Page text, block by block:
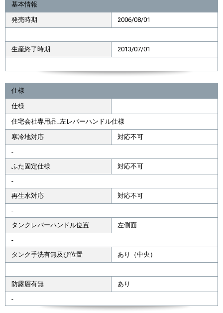
基本情報
発売時期 2006/08/01
生産終了時期 2013/07/01
仕様
仕様
住宅会社専用品_左レバーハンドル仕様
寒冷地対応
対応不可
-
ふた固定仕様
対応不可
-
再生水対応
対応不可
-
タンクレバーハンドル位置
左側面
-
タンク手洗有無及び位置
あり（中央）
防露層有無
あり
-